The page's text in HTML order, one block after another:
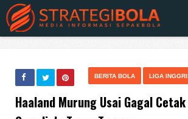
BERITA BOLA LIGA
Haaland Murung Usai Gagal